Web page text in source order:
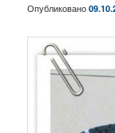
Опубликовано